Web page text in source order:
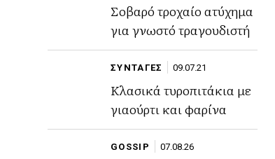
Σοβαρό τροχαίο ατύχημα
για γνωστό τραγουδιστή
ΣΥΝΤΑΓΕΣ 09.07.21
Κλασικά τυροπιτάκια με
γιαούρτι και φαρίνα
GOSSIP 07.08.26